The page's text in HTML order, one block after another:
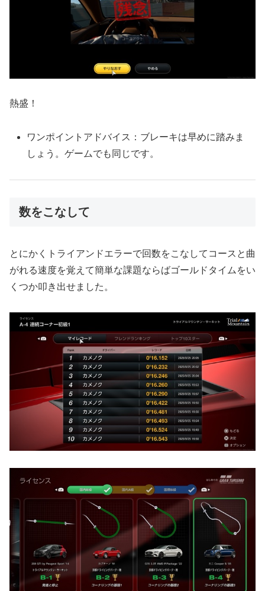
熱盛！
ワンポイントアドバイス：ブレーキは早めに踏みま
しょう。ゲームでも同じです。
数をこなして
とにかくトライアンドエラーで回数をこなしてコースと曲
がれる速度を覚えて簡単な課題ならばゴールドタイムをい
くつか叩き出せました。